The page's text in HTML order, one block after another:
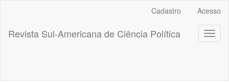
##plugins.themes.bootstrap3.accessible_menu.main_content##
##plugins.themes.bootstrap3.accessible_menu.sidebar##
Cadastro Acesso
Revista Sul-Americana de Ciência Política